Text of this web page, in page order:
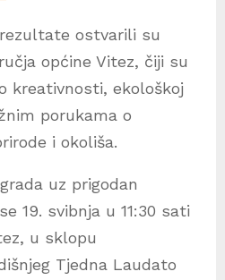
ostvarili su
općine Vitez, čiji su
kreativnosti, ekološkoj
porukama o
i okoliša.
uz prigodan
19. svibnja u 11:30 sati
u sklopu
Tjedna Laudato